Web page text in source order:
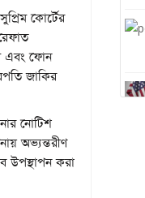
কোর্টের
এবং ফোন
জাকির
নোটিশ
অভ্যন্তরীণ
উপস্থাপন করা